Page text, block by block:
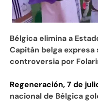
Bélgica elimina a
Capitán belga
controversia por
Regeneración, 7 de
nacional de Bélgica